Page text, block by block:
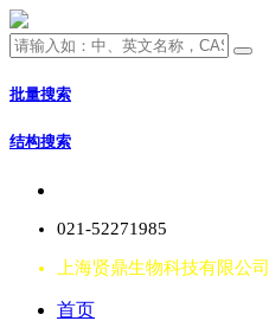
批量搜索
结构搜索
021-52271985
上海贤鼎生物科技有限公司
首页